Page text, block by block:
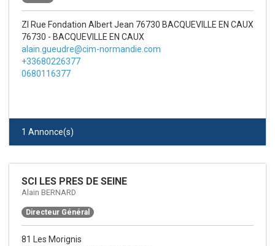
ZI Rue Fondation Albert Jean 76730 BACQUEVILLE EN CAUX
76730 - BACQUEVILLE EN CAUX
alain.gueudre@cim-normandie.com
+33680226377
0680116377
1 Annonce(s)
SCI LES PRES DE SEINE
Alain BERNARD
Directeur Général
81 Les Morignis